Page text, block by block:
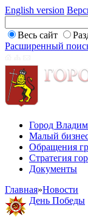
English version
Весь сайт
Расширенный
Город
Малый
Обращения
Стратегия
Документы
Главная»Новости
День Победы